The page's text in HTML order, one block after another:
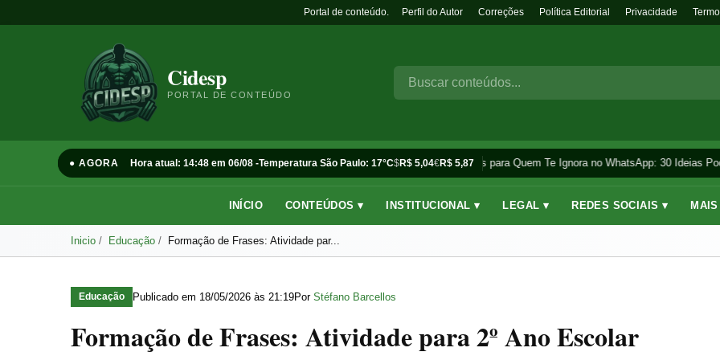
Portal de conteúdo. Perfil do Autor Correções Política Editorial Privacidade
Cidesp
PORTAL DE CONTEÚDO
● AGORA Hora atual: 14:48 em 06/08 -Temperatura São Paulo: 17°C$R$ 5,04€R$ 5,87
Frases para Quem Te Ignora no WhatsApp: 30 Ideias
INÍCIO CONTEÚDOS ▾ INSTITUCIONAL ▾ LEGAL ▾ REDES SOCIAIS ▾
Inicio Educação Formação de Frases: Atividade par...
Educação Publicado em 18/05/2026 às 21:19Por Stéfano Barcellos
Formação de Frases: Atividade para 2º Ano Escolar